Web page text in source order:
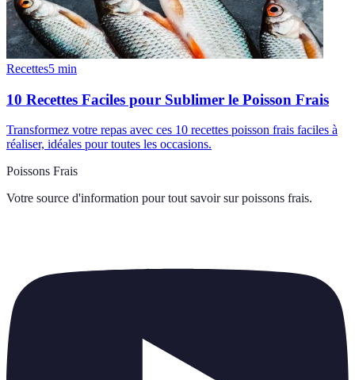
Recettes5 min
10 Recettes Faciles pour Sublimer le Poisson Frais
Transformez votre repas avec ces 10 recettes poisson frais faciles à
réaliser, idéales pour toutes les occasions.
Poissons Frais
Votre source d'information pour tout savoir sur poissons frais.